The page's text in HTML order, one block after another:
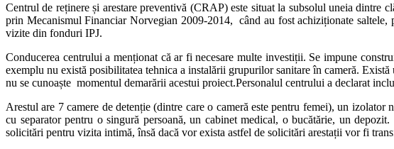
Centrul de reținere și arestare preventivă (CRAP) este situat la subsolul uneia
prin Mecanismul Financiar Norvegian 2009-2014, când au fost achiziționate saltele,
vizite din fonduri IPJ.
Conducerea centrului a menționat că ar fi necesare multe investiții. Se impune
exemplu nu există posibilitatea tehnica a instalării grupurilor sanitare în cameră.
nu se cunoaște momentul demarării acestui proiect.Personalul centrului a declarat
Arestul are 7 camere de detenție (dintre care o cameră este pentru femei), un
cu separator pentru o singură persoană, un cabinet medical, o bucătărie, un
solicitări pentru vizita intimă, însă dacă vor exista astfel de solicitări arestații vor fi